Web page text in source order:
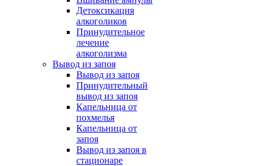
Детоксикация
алкоголиков
Принудительное
лечение
алкоголизма
Вывод из запоя
Вывод из запоя
Принудительный
вывод из запоя
Капельница от
похмелья
Капельница от
запоя
Вывод из запоя в
стационаре